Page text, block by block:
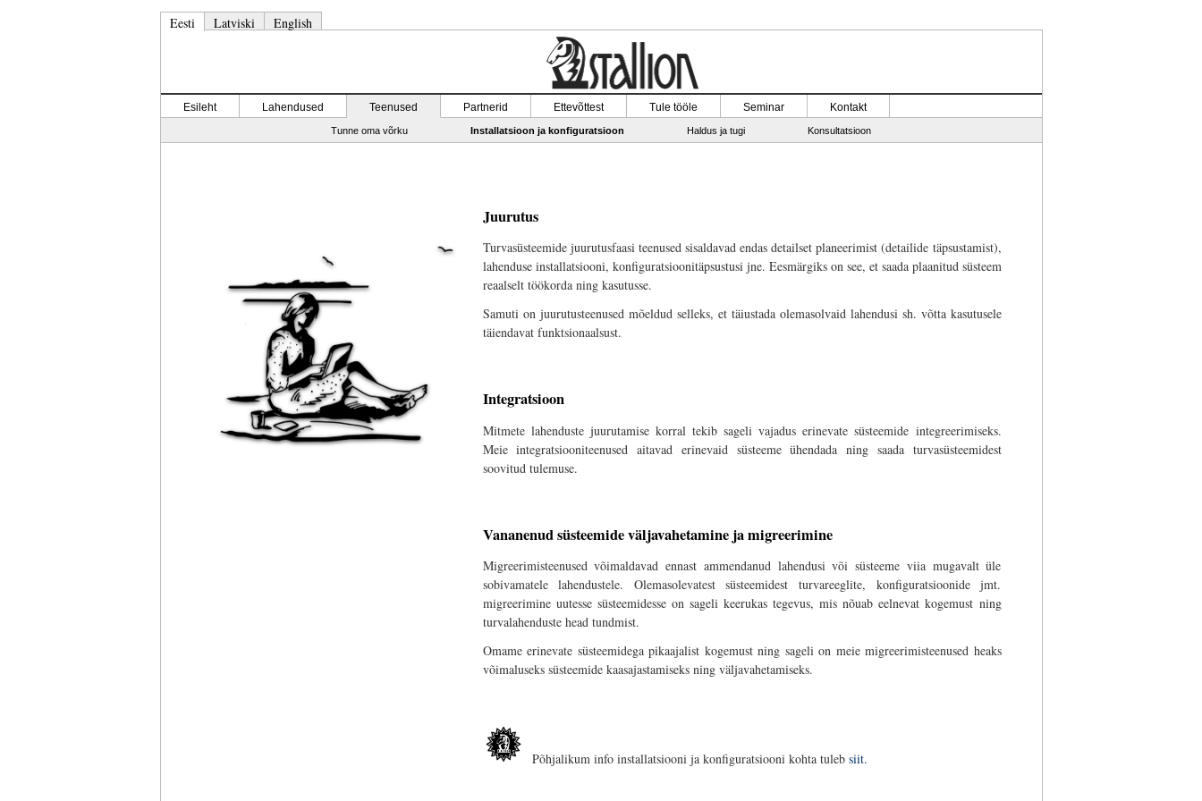
Eesti Latviski English
Esileht Lahendused Teenused Partnerid Ettevõttest Tule tööle Seminar Kontakt
Tunne oma võrku Installatsioon ja konfiguratsioon Haldus ja tugi Konsultatsioon
Juurutus
Turvasüsteemide juurutusfaasi teenused sisaldavad endas detailset planeerimist (detailide täpsustamist),
lahenduse installatsiooni, konfiguratsioonitäpsustusi jne. Eesmärgiks on see, et saada plaanitud süsteem
reaalselt töökorda ning kasutusse.
Samuti on juurutusteenused mõeldud selleks, et täiustada olemasolvaid lahendusi sh. võtta kasutusele
täiendavat funktsionaalsust.
Integratsioon
Mitmete lahenduste juurutamise korral tekib sageli vajadus erinevate süsteemide integreerimiseks.
Meie integratsiooniteenused aitavad erinevaid süsteeme ühendada ning saada turvasüsteemidest
soovitud tulemuse.
Vananenud süsteemide väljavahetamine ja migreerimine
Migreerimisteenused võimaldavad ennast ammendanud lahendusi või süsteeme viia mugavalt üle
sobivamatele lahendustele. Olemasolevatest süsteemidest turvareeglite, konfiguratsioonide jmt.
migreerimine uutesse süsteemidesse on sageli keerukas tegevus, mis nõuab eelnevat kogemust ning
turvalahenduste head tundmist.
Omame erinevate süsteemidega pikaajalist kogemust ning sageli on meie migreerimisteenused heaks
võimaluseks süsteemide kaasajastamiseks ning väljavahetamiseks.
Põhjalikum info installatsiooni ja konfiguratsiooni kohta tuleb siit.